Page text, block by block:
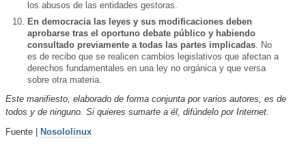
los abusos de las entidades gestoras.
En democracia las leyes y sus modificaciones deben
aprobarse tras el oportuno debate público y habiendo
consultado previamente a todas las partes implicadas. No
es de recibo que se realicen cambios legislativos que afectan a
derechos fundamentales en una ley no orgánica y que versa
sobre otra materia.
Este manifiesto, elaborado de forma conjunta por varios autores, es de
todos y de ninguno. Si quieres sumarte a él, difúndelo por Internet.
Fuente | Nosololinux